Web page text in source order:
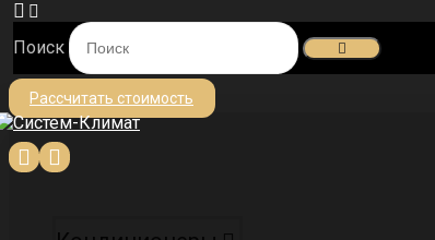
Поиск
Рассчитать стоимость